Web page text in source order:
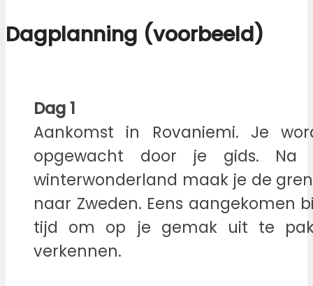
Dagplanning (voorbeeld)
Dag 1
Aankomst in Rovaniemi. Je
opgewacht door je gids.
winterwonderland maak je de
naar Zweden. Eens aangekomen
tijd om op je gemak uit te
verkennen.